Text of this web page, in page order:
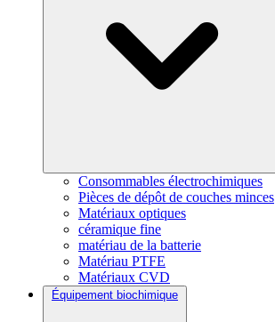
Consommables électrochimiques
Pièces de dépôt de couches minces
Matériaux optiques
céramique fine
matériau de la batterie
Matériau PTFE
Matériaux CVD
Équipement biochimique